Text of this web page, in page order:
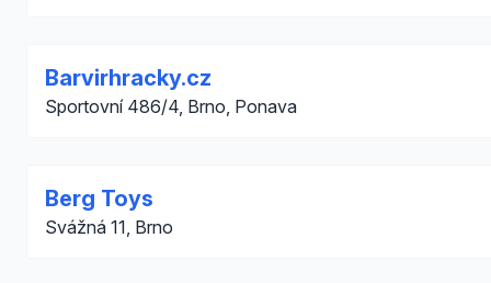
Barvirhracky.cz
Sportovní 486/4, Brno, Ponava
Berg Toys
Svážná 11, Brno